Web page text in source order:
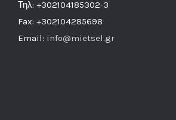
Τηλ: +302104185302-3
Fax: +302104285698
Email: info@mietsel.gr